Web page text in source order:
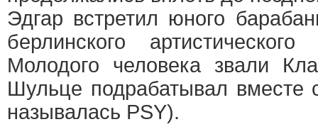
Эдгар встретил юного
берлинского
Молодого человека звали
Шульце подрабатывал вместе
называлась PSY).